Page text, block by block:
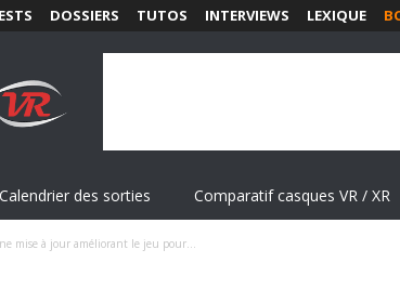
DOSSIERS TUTOS INTERVIEWS LEXIQUE
Calendrier des sorties Comparatif casques VR / XR
mise à jour améliorant le jeu pour...